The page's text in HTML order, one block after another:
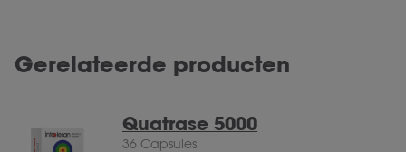
Gerelateerde producten
Quatrase 5000
36 Capsules